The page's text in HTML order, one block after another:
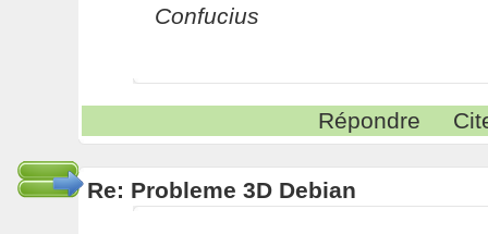
Confucius
Répondre
Re: Probleme 3D Debian